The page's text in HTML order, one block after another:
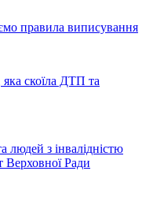
правила виписування
скоїла ДТП та
людей з інвалідністю
Верховної Ради